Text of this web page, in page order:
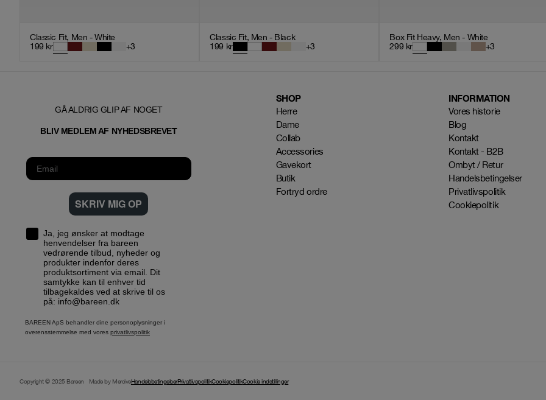
Classic Fit, Men - White
199 kr +3
Classic Fit, Men - Black
199 kr +3
Box Fit Heavy, Men - White
299 kr +3
GÅ ALDRIG GLIP AF NOGET
BLIV MEDLEM AF NYHEDSBREVET
SKRIV MIG OP
Ja, jeg ønsker at modtage
henvendelser fra bareen
vedrørende tilbud, nyheder og
produkter indenfor deres
produktsortiment via email. Dit
samtykke kan til enhver tid
tilbagekaldes ved at skrive til os
på: info@bareen.dk
BAREEN ApS behandler dine personoplysninger i
overensstemmelse med vores privatlivspolitik
SHOP
Herre
Dame
Collab
Accessories
Gavekort
Butik
Fortryd ordre
INFORMATION
Vores historie
Blog
Kontakt
Kontakt - B2B
Ombyt / Retur
Handelsbetingelser
Privatlivspolitik
Cookiepolitik
Copyright © 2025 Bareen Made by MerciveHandelsbetingelserPrivatlivspolitikCookiepolitikCookie indstillinger